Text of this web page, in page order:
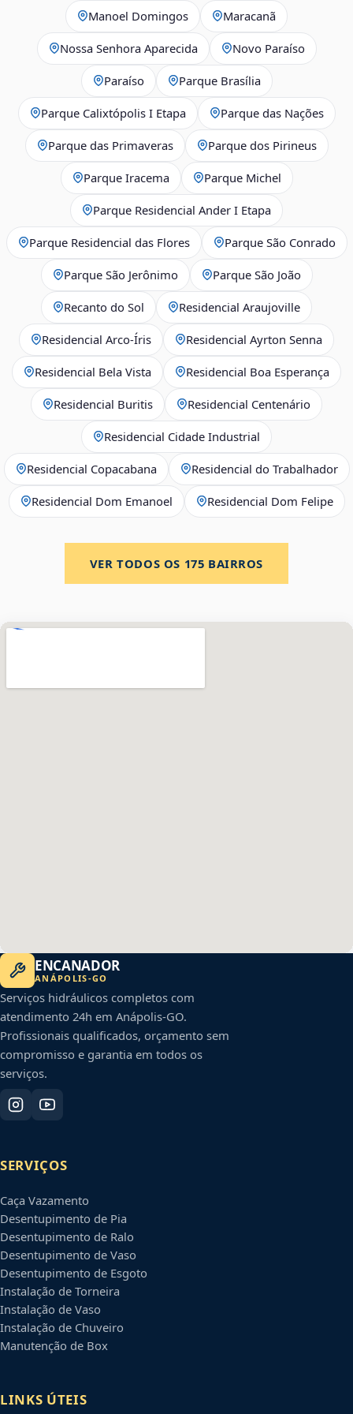
Manoel Domingos Maracanã
Nossa Senhora Aparecida Novo Paraíso
Paraíso Parque Brasília
Parque Calixtópolis I Etapa Parque das Nações
Parque das Primaveras Parque dos Pirineus
Parque Iracema Parque Michel
Parque Residencial Ander I Etapa
Parque Residencial das Flores Parque São Conrado
Parque São Jerônimo Parque São João
Recanto do Sol Residencial Araujoville
Residencial Arco‑Íris Residencial Ayrton Senna
Residencial Bela Vista Residencial Boa Esperança
Residencial Buritis Residencial Centenário
Residencial Cidade Industrial
Residencial Copacabana Residencial do Trabalhador
Residencial Dom Emanoel Residencial Dom Felipe
VER TODOS OS 175 BAIRROS
ENCANADOR
ANÁPOLIS-GO
Serviços hidráulicos completos com
atendimento 24h em Anápolis-GO.
Profissionais qualificados, orçamento sem
compromisso e garantia em todos os
serviços.
SERVIÇOS
Caça Vazamento
Desentupimento de Pia
Desentupimento de Ralo
Desentupimento de Vaso
Desentupimento de Esgoto
Instalação de Torneira
Instalação de Vaso
Instalação de Chuveiro
Manutenção de Box
LINKS ÚTEIS